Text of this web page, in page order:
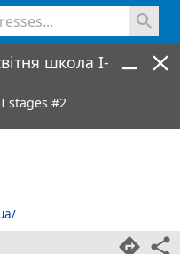
школа І-
stages #2